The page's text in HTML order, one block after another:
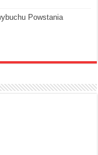
Powstania